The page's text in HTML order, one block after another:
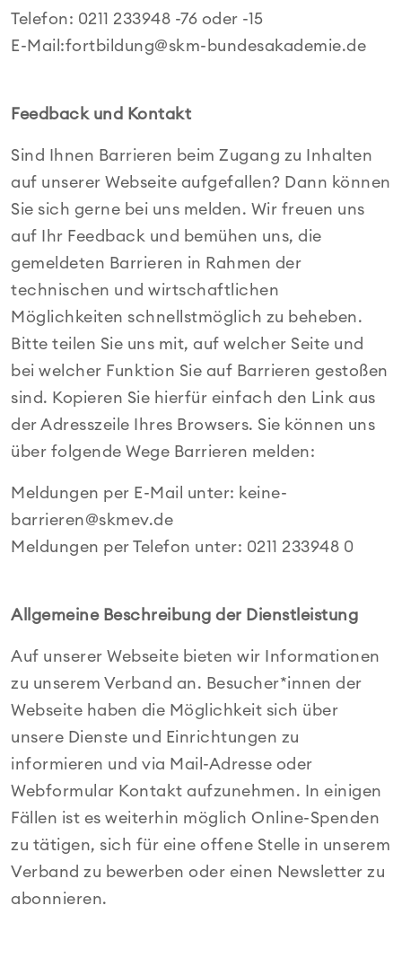
Telefon: 0211 233948 -76 oder -15
E-Mail:fortbildung@skm-bundesakademie.de
Feedback und Kontakt
Sind Ihnen Barrieren beim Zugang zu Inhalten
auf unserer Webseite aufgefallen? Dann können
Sie sich gerne bei uns melden. Wir freuen uns
auf Ihr Feedback und bemühen uns, die
gemeldeten Barrieren in Rahmen der
technischen und wirtschaftlichen
Möglichkeiten schnellstmöglich zu beheben.
Bitte teilen Sie uns mit, auf welcher Seite und
bei welcher Funktion Sie auf Barrieren gestoßen
sind. Kopieren Sie hierfür einfach den Link aus
der Adresszeile Ihres Browsers. Sie können uns
über folgende Wege Barrieren melden:
Meldungen per E-Mail unter: keine-
barrieren@skmev.de
Meldungen per Telefon unter: 0211 233948 0
Allgemeine Beschreibung der Dienstleistung
Auf unserer Webseite bieten wir Informationen
zu unserem Verband an. Besucher*innen der
Webseite haben die Möglichkeit sich über
unsere Dienste und Einrichtungen zu
informieren und via Mail-Adresse oder
Webformular Kontakt aufzunehmen. In einigen
Fällen ist es weiterhin möglich Online-Spenden
zu tätigen, sich für eine offene Stelle in unserem
Verband zu bewerben oder einen Newsletter zu
abonnieren.